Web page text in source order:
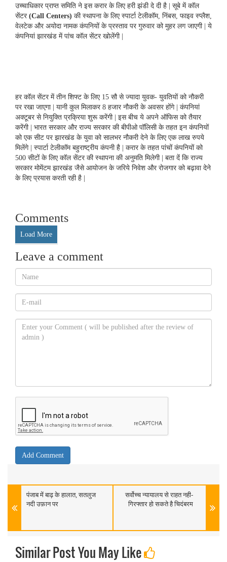
उच्चाधिकार प्राप्त समिति ने इस करार के लिए हरी झंडी दे दी है | सूबे में कॉल
सेंटर (Call Centers) की स्थापना के लिए स्पार्टा टेलीकॉम, निंबस, फाइव स्प्लैश,
वेलटेक और अयोदा नामक कंपनियों के प्रस्ताव पर गुरुवार को मुहर लग जाएगी | ये
कंपनियां झारखंड में पांच कॉल सेंटर खोलेंगी |
हर कॉल सेंटर में तीन शिफ्ट के लिए 15 सौ से ज्यादा युवक- युवतियों को नौकरी
पर रखा जाएगा | यानी कुल मिलाकर 8 हजार नौकरी के अवसर होंगे | कंपनियां
अक्टूबर से नियुक्ति प्रक्रिया शुरू करेंगी | इस बीच ये अपने ऑफिस को तैयार
करेंगी | भारत सरकार और राज्य सरकार की बीपीओ पॉलिसी के तहत इन कंपनियों
को एक सीट पर झारखंड के युवा को सालभर नौकरी देने के लिए एक लाख रुपये
मिलेंगे | स्पार्टा टेलीकॉम बहुराष्ट्रीय कंपनी है | करार के तहत पांचों कंपनियों को
500 सीटों के लिए कॉल सेंटर की स्थापना की अनुमति मिलेगी | बता दें कि राज्य
सरकार मोमेंटम झारखंड जैसे आयोजन के जरिये निवेश और रोजगार को बढ़ावा देने
के लिए प्रयास करती रही है |
Comments
Load More
Leave a comment
पंजाब में बाढ़ के हालात, सतलुज
नदी उफ़ान पर
सर्वोच्च न्यायालय से राहत नही-
गिरफ्तार हो सकते है चिदंबरम
Similar Post You May Like